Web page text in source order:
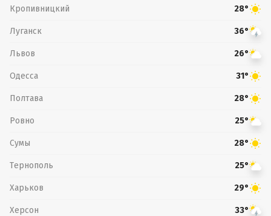
Кропивницкий 28°
Луганск 36°
Львов 26°
Одесса 31°
Полтава 28°
Ровно 25°
Сумы 28°
Тернополь 25°
Харьков 29°
Херсон 33°